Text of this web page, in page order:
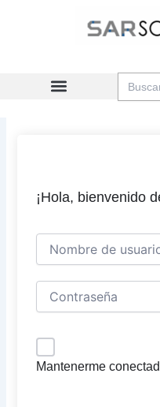
Buscar:
¡Hola, bienvenido
Mantenerme